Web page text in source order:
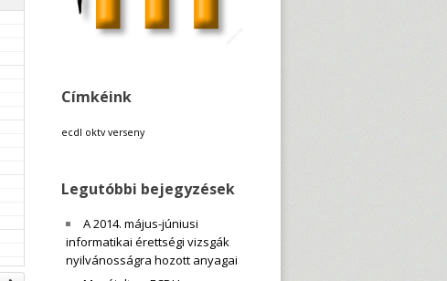
Címkéink
ecdl oktv verseny
Legutóbbi bejegyzések
A 2014. május-júniusi
informatikai érettségi vizsgák
nyilvánosságra hozott anyagai